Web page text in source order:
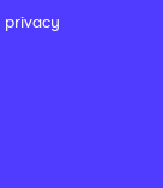
privacy